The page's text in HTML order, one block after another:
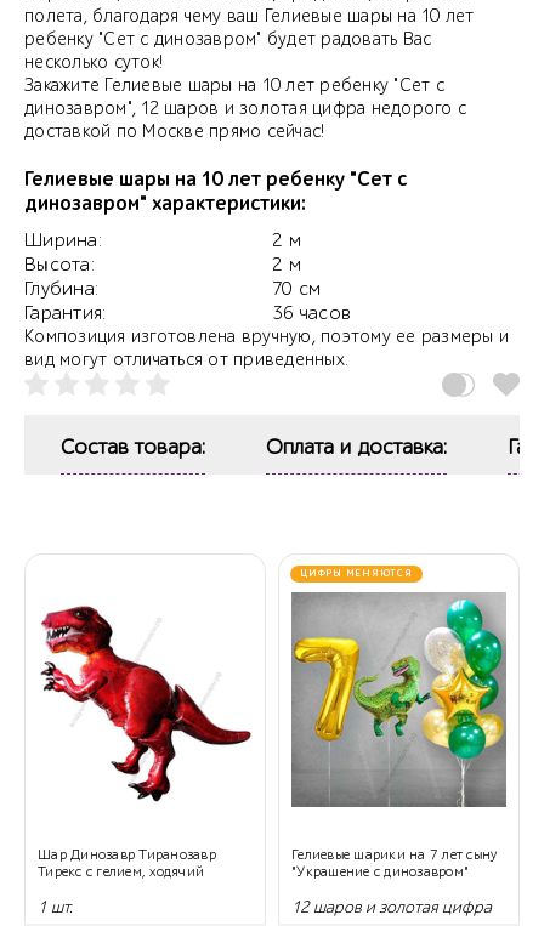
полета, благодаря чему ваш Гелиевые шары на 10 лет
ребенку "Сет с динозавром" будет радовать Вас
несколько суток!
Закажите Гелиевые шары на 10 лет ребенку "Сет с
динозавром", 12 шаров и золотая цифра недорого с
доставкой по Москве прямо сейчас!
Гелиевые шары на 10 лет ребенку "Сет с
динозавром" характеристики:
Ширина:
Высота:
Глубина:
Гарантия:
2 м
2 м
70 см
36 часов
Композиция изготовлена вручную, поэтому ее размеры и
вид могут отличаться от приведенных.
Состав товара: Оплата и доставка:
Шар Динозавр Тиранозавр
Тирекс с гелием, ходячий
1 шт.
ЦИФРЫ МЕНЯЮТСЯ
Гелиевые шарики на 7 лет сыну
"Украшение с динозавром"
12 шаров и золотая цифра